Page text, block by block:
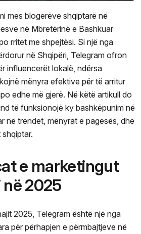
mes blogerëve shqiptarë në
në Mbretërinë e Bashkuar
rritet me shpejtësi. Si një nga
në Shqipëri, Telegram ofron
influencerët lokalë, ndërsa
mënyra efektive për të arritur
edhe më gjerë. Në këtë artikull do
të funksionojë ky bashkëpunim në
në trendet, mënyrat e pagesës, dhe
e marketingut
2025
2025, Telegram është një nga
për përhapjen e përmbajtjeve në